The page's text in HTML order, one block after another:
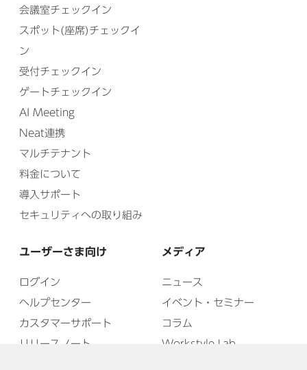
会議室チェックイン
スポット(座席)チェックイ
ン
受付チェックイン
ゲートチェックイン
AI Meeting
Neat連携
マルチテナント
料金について
導入サポート
セキュリティへの取り組み
ユーザーさま向け
ログイン
ヘルプセンター
カスタマーサポート
リリースノート
メディア
ニュース
イベント・セミナー
コラム
Workstyle Lab